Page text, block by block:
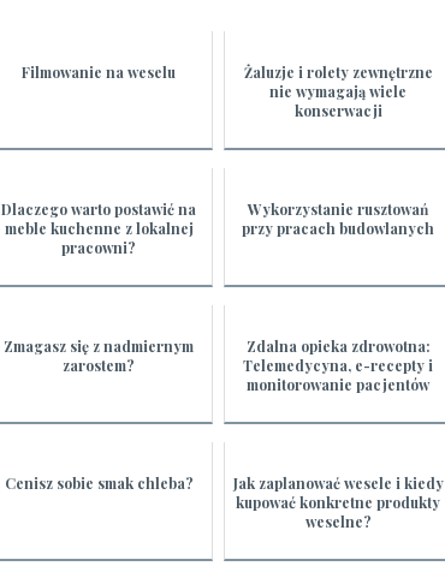
Filmowanie na weselu
Żaluzje i rolety zewnętrzne
nie wymagają wiele
konserwacji
Dlaczego warto postawić na
meble kuchenne z lokalnej
pracowni?
Wykorzystanie rusztowań
przy pracach budowlanych
Zmagasz się z nadmiernym
zarostem?
Zdalna opieka zdrowotna:
Telemedycyna, e-recepty i
monitorowanie pacjentów
Cenisz sobie smak chleba?
Jak zaplanować wesele i kiedy
kupować konkretne produkty
weselne?